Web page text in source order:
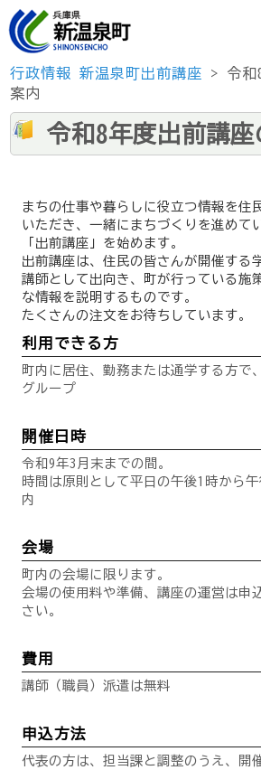
行政情報 新温泉町出前講座 > 令和
案内
令和8年度出前講座
まちの仕事や暮らしに役立つ情報を住
いただき、一緒にまちづくりを進めて
「出前講座」を始めます。
出前講座は、住民の皆さんが開催する
講師として出向き、町が行っている施
な情報を説明するものです。
たくさんの注文をお待ちしています。
利用できる方
町内に居住、勤務または通学する方で
グループ
開催日時
令和9年3月末までの間。
時間は原則として平日の午後1時から
内
会場
町内の会場に限ります。
会場の使用料や準備、講座の運営は申
さい。
費用
講師（職員）派遣は無料
申込方法
代表の方は、担当課と調整のうえ、開